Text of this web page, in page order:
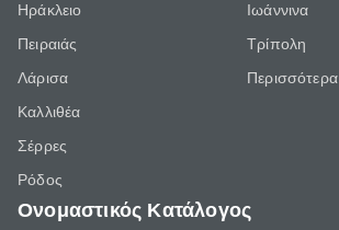
Ηράκλειο
Πειραιάς
Λάρισα
Καλλιθέα
Σέρρες
Ρόδος
Ιωάννινα
Τρίπολη
Περισσότερα
Ονομαστικός Κατάλογος